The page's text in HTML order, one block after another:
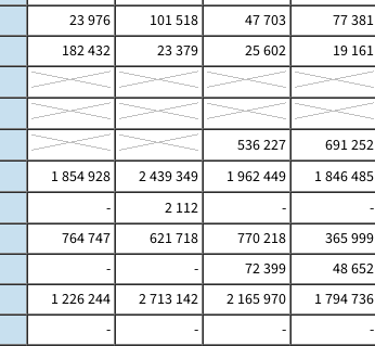
23 976 101 518 47 703 77 381
182 432 23 379 25 602 19 161
536 227 691 252
1 854 928 2 439 349 1 962 449 1 846 485
- 2 112 - -
764 747 621 718 770 218 365 999
- - 72 399 48 652
1 226 244 2 713 142 2 165 970 1 794 736
- - - -